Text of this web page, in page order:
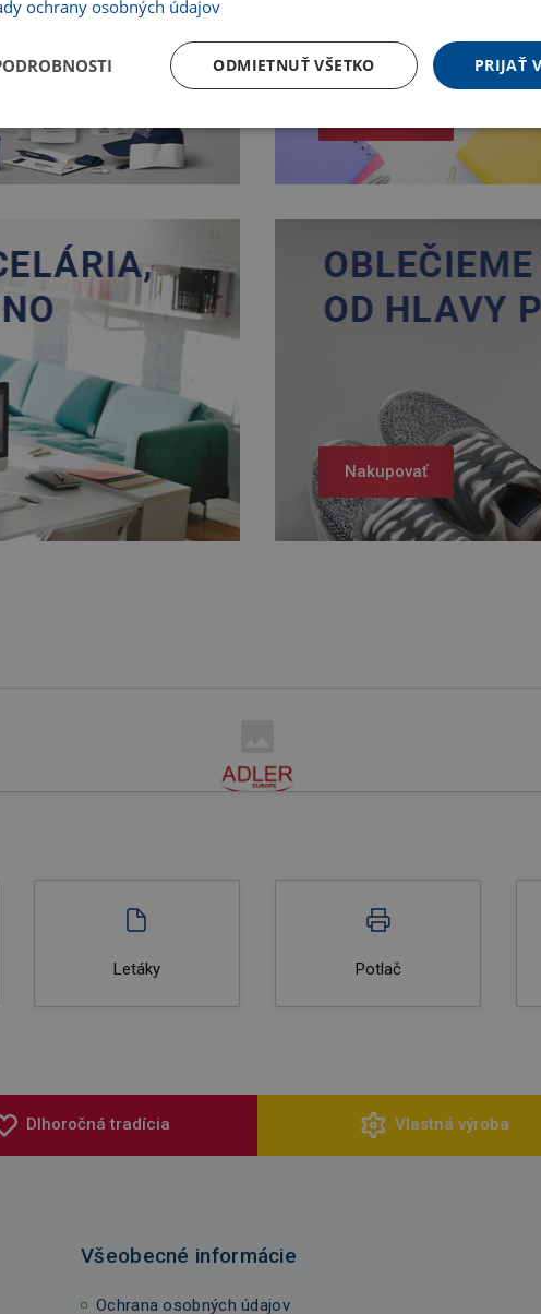
Nakupovať
Letáky Potlač
Dlhoročná tradícia Vlastná výroba
Všeobecné informácie
Ochrana osobných údajov
ochrany osobných údajov
PRIJAŤ
ODMIETNUŤ VŠETKO